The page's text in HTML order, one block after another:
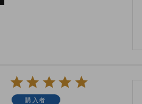
購入者